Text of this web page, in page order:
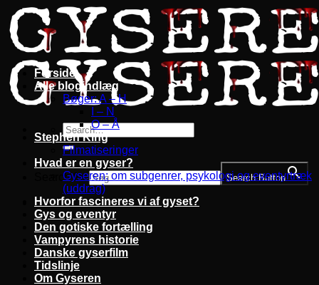
Fortsæt
til
indhold
Search for: Search Button
Forside
Alle blogindlæg
Bøger: A – H
I – N
O – Å
Stephen King
Filmatiseringer
Hvad er en gyser?
Gyseren: om subgenrer, psykologi og eventyrtræk
(uddrag)
Hvorfor fascineres vi af gyset?
Gys og eventyr
Den gotiske fortælling
Vampyrens historie
Danske gyserfilm
Tidslinje
Om Gyseren